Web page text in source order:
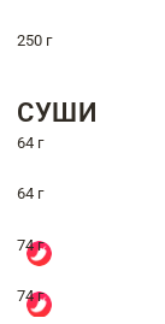
250 г
СУШИ
64 г
64 г
74 г
74 г